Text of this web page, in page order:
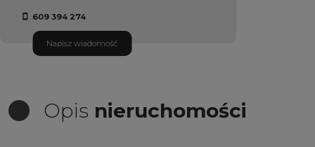
609 394 274
Napisz wiadomość
Opis nieruchomości